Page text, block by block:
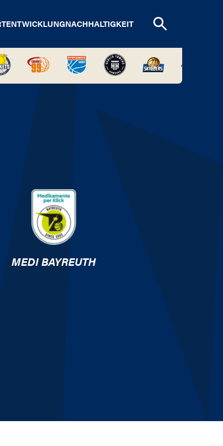
NACHHALTIGKEIT
MEDI BAYREUTH